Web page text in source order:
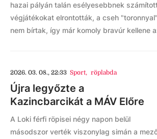
hazai pályán talán esélyesebbnek
végjátékokat elrontották, a cseh
nem bírtak, így már komoly bravúr kellene
2026. 03. 08., 22:33 Sport, röplabda
Újra legyőzte a
Kazincbarcikát a MÁV Előre
A Loki férfi röpisei négy napon belül
másodszor verték viszonylag simán a